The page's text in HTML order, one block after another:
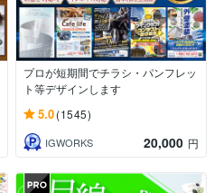
プロが短期間でチラシ・パンフレッ
ト等デザインします
5.0(1545)
IGWORKS 20,000 円